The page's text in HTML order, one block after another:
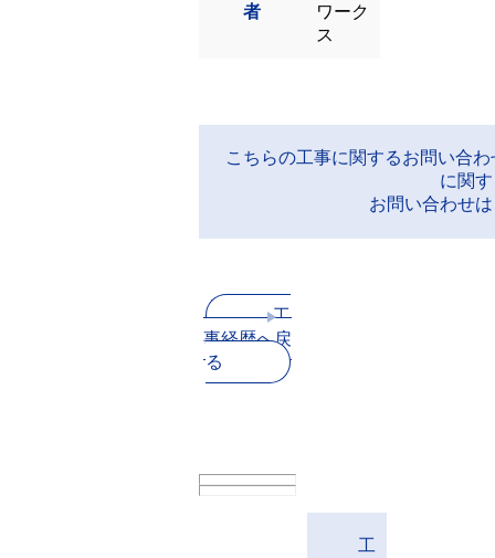
者
ワーク
ス
こちらの工事に関するお問い合
に関
お問い合わせ
工
事経歴へ戻
る
工